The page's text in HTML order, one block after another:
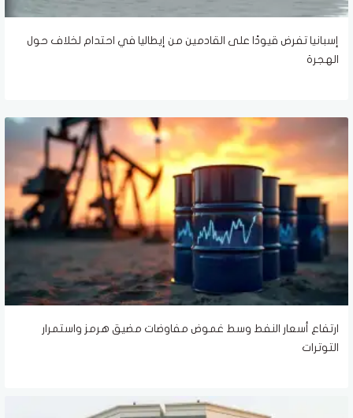
إسبانيا تفرض قيودًا على القادمين من إيطاليا في احتدام لخلاف حول
الهجرة
ارتفاع أسعار النفط وسط غموض مفاوضات مضيق هرمز واستمرار
التوترات